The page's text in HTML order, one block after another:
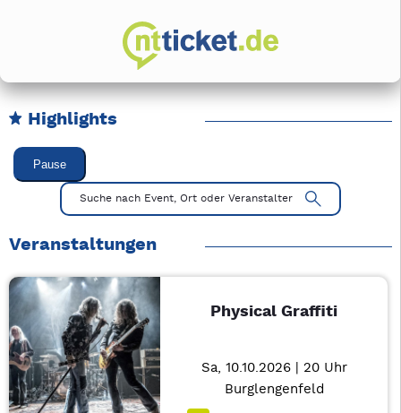
Highlights
Karussell Veranstaltungen überspringen
Pause
Mit Tab zu den Steuerelementen wechseln. Mit Pfeiltasten
Suche nach Event, Ort oder Veranstalter
Veranstaltungen
Physical Graffiti
Sa, 10.10.2026 | 20 Uhr
Burglengenfeld